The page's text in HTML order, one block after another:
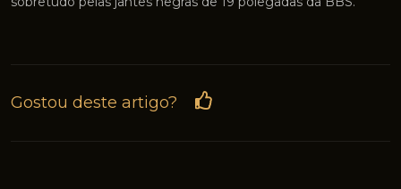
Gostou deste artigo?